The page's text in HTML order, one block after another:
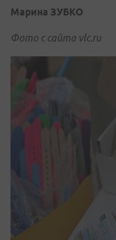
Марина ЗУБКО
Фото с сайта vlc.ru